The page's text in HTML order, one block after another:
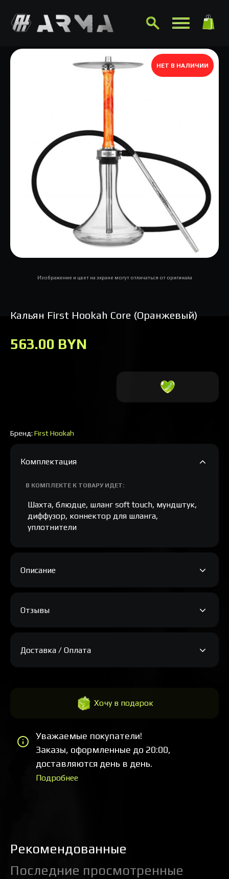
НЕТ В НАЛИЧИИ
Изображение и цвет на экране могут отличаться от оригинала
Кальян First Hookah Core (Оранжевый)
Бренд: First Hookah
563.00 BYN
Хочу в подарок
Уважаемые покупатели!
Заказы, оформленные до 20:00,
доставляются день в день.
Подробнее
Комплектация
В КОМПЛЕКТЕ К ТОВАРУ ИДЕТ:
Шахта, блюдце, шланг soft touch, мундштук,
диффузор, коннектор для шланга,
уплотнители
Описание
Отзывы
Доставка / Оплата
Рекомендованные
Последние просмотренные